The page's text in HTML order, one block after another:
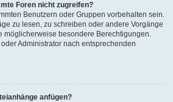
Foren nicht zugreifen?
Benutzern oder Gruppen vorbehalten sein.
zu lesen, zu schreiben oder andere Vorgänge
möglicherweise besondere Berechtigungen.
Administrator nach entsprechenden
anfügen?